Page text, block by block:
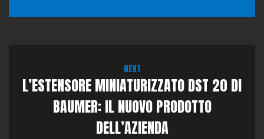
NEXT
L’ESTENSORE MINIATURIZZATO DST 20 DI
BAUMER: IL NUOVO PRODOTTO
DELL’AZIENDA